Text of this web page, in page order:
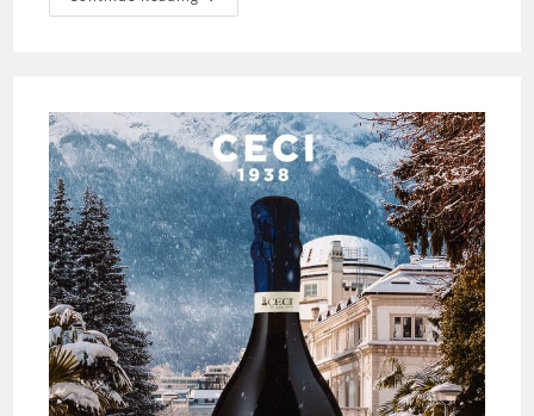
普
酒
系
列